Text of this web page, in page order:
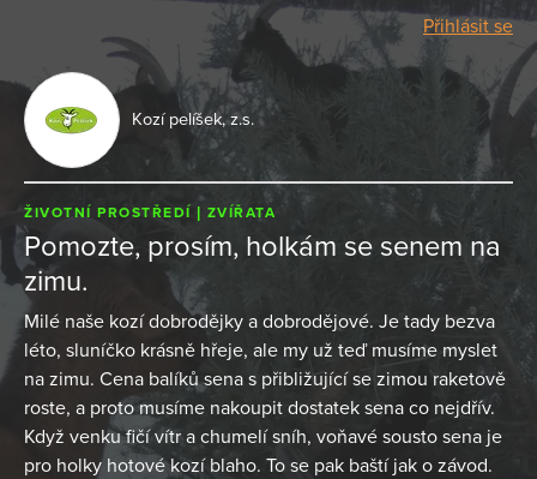
Přihlásit se
Kozí pelíšek, z.s.
ŽIVOTNÍ PROSTŘEDÍ ZVÍŘATA
Pomozte, prosím, holkám se senem na
zimu.
Milé naše kozí dobrodějky a dobrodějové. Je tady bezva
léto, sluníčko krásně hřeje, ale my už teď musíme myslet
na zimu. Cena balíků sena s přibližující se zimou raketově
roste, a proto musíme nakoupit dostatek sena co nejdřív.
Když venku fičí vítr a chumelí sníh, voňavé sousto sena je
pro holky hotové kozí blaho. To se pak baští jak o závod.